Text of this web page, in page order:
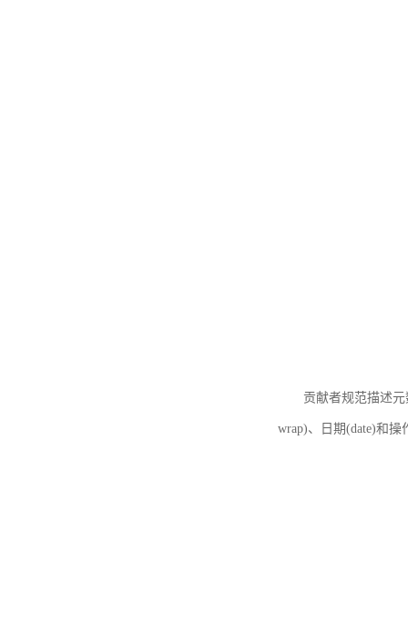
贡献者规范描述
wrap)、日期(date)和操